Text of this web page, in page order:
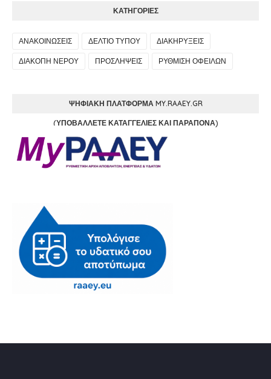
ΚΑΤΗΓΟΡΙΕΣ
ΑΝΑΚΟΙΝΩΣΕΙΣ ΔΕΛΤΙΟ ΤΥΠΟΥ
ΔΙΑΚΗΡΥΞΕΙΣ
ΔΙΑΚΟΠΗ ΝΕΡΟΥ
ΠΡΟΣΛΗΨΕΙΣ ΡΥΘΜΙΣΗ ΟΦΕΙΛΩΝ
ΨΗΦΙΑΚΉ ΠΛΑΤΦΌΡΜΑ MY.RAAEY.GR
(ΥΠΟΒΆΛΛΕΤΕ ΚΑΤΑΓΓΕΛΊΕΣ ΚΑΙ ΠΑΡΆΠΟΝΑ)